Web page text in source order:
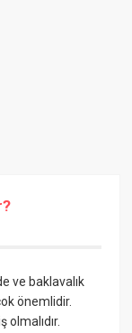
ve baklavalık
önemlidir.